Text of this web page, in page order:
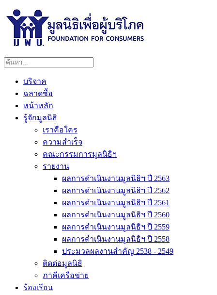
บริจาค
ฉลาดซื้อ
หน้าหลัก
รู้จักมูลนิธิ
เราคือใคร
ความสำเร็จ
คณะกรรมการมูลนิธิฯ
รายงาน
ผลการดำเนินงานมูลนิธิฯ ปี 2563
ผลการดำเนินงานมูลนิธิฯ ปี 2562
ผลการดำเนินงานมูลนิธิฯ ปี 2561
ผลการดำเนินงานมูลนิธิฯ ปี 2560
ผลการดำเนินงานมูลนิธิฯ ปี 2559
ผลการดำเนินงานมูลนิธิฯ ปี 2558
ประมวลผลงานสำคัญ 2538 - 2549
ติดต่อมูลนิธิ
ภาคีเครือข่าย
ร้องเรียน